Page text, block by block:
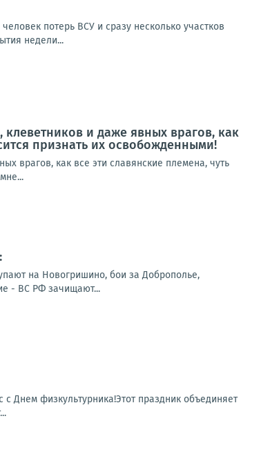
потерь ВСУ и сразу несколько участков
недели...
клеветников и даже явных врагов, как
признать их освобожденными!
врагов, как все эти славянские племена, чуть
на Новогришино, бои за Доброполье,
- ВС РФ зачищают...
Днем физкультурника!Этот праздник объединяет